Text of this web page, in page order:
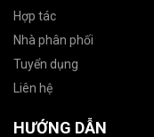
Hợp tác
Nhà phân phối
Tuyển dụng
Liên hệ
HƯỚNG DẪN